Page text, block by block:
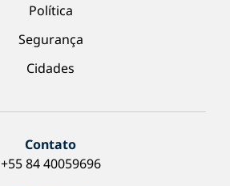
Política
Segurança
Cidades
Contato
+55 84 40059696